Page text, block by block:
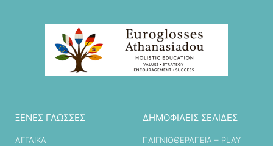
ΞΕΝΕΣ ΓΛΩΣΣΕΣ
ΑΓΓΛΙΚΑ
ΔΗΜΟΦΙΛΕΙΣ ΣΕΛΙΔΕΣ
ΠΑΙΓΝΙΟΘΕΡΑΠΕΙΑ – PLAY